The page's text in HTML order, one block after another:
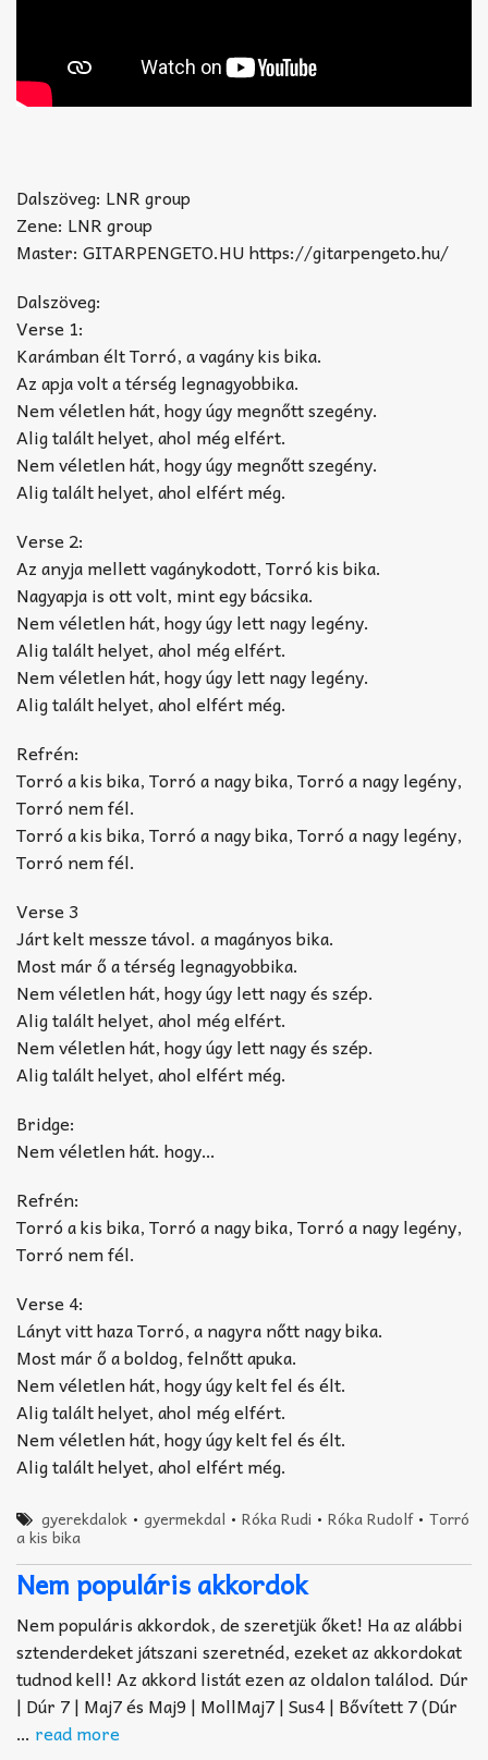
Dalszöveg: LNR group
Zene: LNR group
Master: GITARPENGETO.HU https://gitarpengeto.hu/
Dalszöveg:
Verse 1:
Karámban élt Torró, a vagány kis bika.
Az apja volt a térség legnagyobbika.
Nem véletlen hát, hogy úgy megnőtt szegény.
Alig talált helyet, ahol még elfért.
Nem véletlen hát, hogy úgy megnőtt szegény.
Alig talált helyet, ahol elfért még.
Verse 2:
Az anyja mellett vagánykodott, Torró kis bika.
Nagyapja is ott volt, mint egy bácsika.
Nem véletlen hát, hogy úgy lett nagy legény.
Alig talált helyet, ahol még elfért.
Nem véletlen hát, hogy úgy lett nagy legény.
Alig talált helyet, ahol elfért még.
Refrén:
Torró a kis bika, Torró a nagy bika, Torró a nagy legény,
Torró nem fél.
Torró a kis bika, Torró a nagy bika, Torró a nagy legény,
Torró nem fél.
Verse 3
Járt kelt messze távol. a magányos bika.
Most már ő a térség legnagyobbika.
Nem véletlen hát, hogy úgy lett nagy és szép.
Alig talált helyet, ahol még elfért.
Nem véletlen hát, hogy úgy lett nagy és szép.
Alig talált helyet, ahol elfért még.
Bridge:
Nem véletlen hát. hogy…
Refrén:
Torró a kis bika, Torró a nagy bika, Torró a nagy legény,
Torró nem fél.
Verse 4:
Lányt vitt haza Torró, a nagyra nőtt nagy bika.
Most már ő a boldog, felnőtt apuka.
Nem véletlen hát, hogy úgy kelt fel és élt.
Alig talált helyet, ahol még elfért.
Nem véletlen hát, hogy úgy kelt fel és élt.
Alig talált helyet, ahol elfért még.
gyerekdalok •gyermekdal •Róka Rudi •Róka Rudolf•Torró
a kis bika
Nem populáris akkordok
Nem populáris akkordok, de szeretjük őket! Ha az alábbi
sztenderdeket játszani szeretnéd, ezeket az akkordokat
tudnod kell! Az akkord listát ezen az oldalon találod. Dúr
| Dúr 7 | Maj7 és Maj9 | MollMaj7 | Sus4 | Bővített 7 (Dúr
… read more